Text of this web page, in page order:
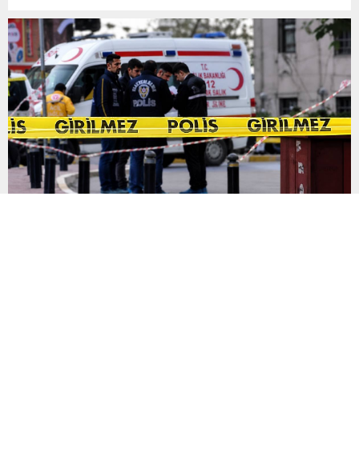
Partisi Genel Başkanı Ümit Özdağ’dan dikkat çeken destek
geldi. Türkiye Büyük Millet Meclisi’nde...